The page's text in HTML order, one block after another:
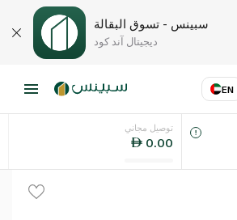
سبينس - تسوق البقالة
ديجيتال آند كود
EN
اللغةتوصيل مجاني
0.00